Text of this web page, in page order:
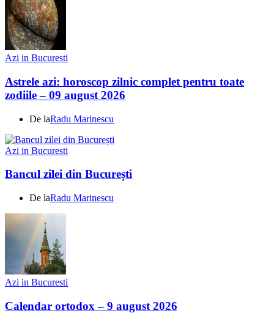
Azi in Bucuresti
Astrele azi: horoscop zilnic complet pentru toate
zodiile – 09 august 2026
De laRadu Marinescu
Azi in Bucuresti
Bancul zilei din București
De laRadu Marinescu
Azi in Bucuresti
Calendar ortodox – 9 august 2026